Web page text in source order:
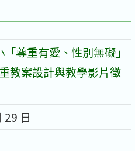
尊重有愛、性別無礙」
教案設計與教學影片徵
29 日